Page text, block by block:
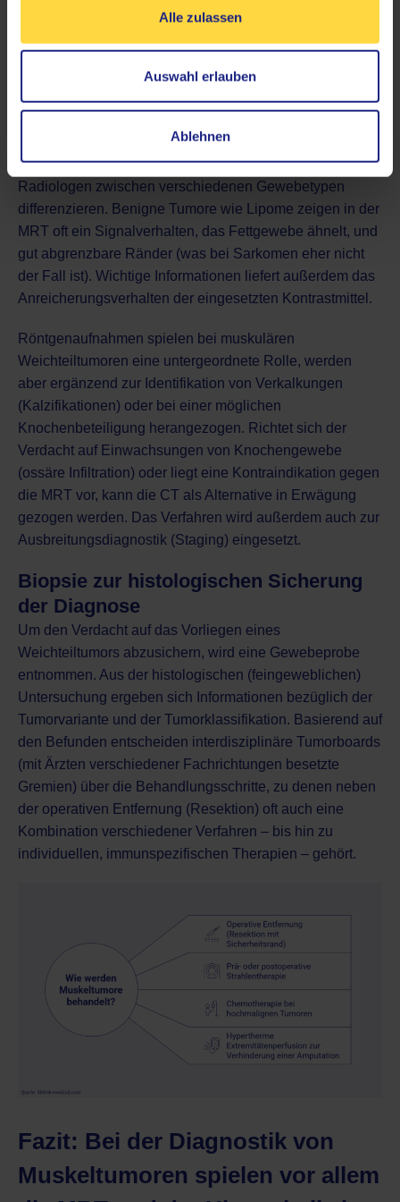
Alle zulassen
Auswahl erlauben
Ablehnen
. Zudem wird keinjodhaltiges Kontrastmittel
oder der
entzündliche Veränderungen in den Aufnahmen in
verschiedenen Sequenzen (T1, T2) darzustellen, können
Radiologen zwischen verschiedenen Gewebetypen
differenzieren. Benigne Tumore wie Lipome zeigen in der
MRT oft ein Signalverhalten, das Fettgewebe ähnelt, und
gut abgrenzbare Ränder (was bei Sarkomen eher nicht
der Fall ist). Wichtige Informationen liefert außerdem das
Anreicherungsverhalten der eingesetzten Kontrastmittel.
Röntgenaufnahmen spielen bei muskulären
Weichteiltumoren eine untergeordnete Rolle, werden
aber ergänzend zur Identifikation von Verkalkungen
(Kalzifikationen) oder bei einer möglichen
Knochenbeteiligung herangezogen. Richtet sich der
Verdacht auf Einwachsungen von Knochengewebe
(ossäre Infiltration) oder liegt eine Kontraindikation gegen
die MRT
vor, kann die CT als Alternative in Erwägung
gezogen werden. Das Verfahren wird außerdem auch zur
Ausbreitungsdiagnostik (Staging) eingesetzt.
Biopsie zur histologischen Sicherung
der Diagnose
Um den Verdacht auf das Vorliegen eines
Weichteiltumors abzusichern, wird eine Gewebeprobe
entnommen. Aus der histologischen (feingeweblichen)
Untersuchung ergeben sich Informationen bezüglich der
Tumorvariante und der Tumorklassifikation. Basierend auf
den Befunden entscheiden interdisziplinäre Tumorboards
(mit Ärzten verschiedener Fachrichtungen besetzte
Gremien) über die Behandlungsschritte, zu denen neben
der operativen Entfernung (Resektion) oft auch eine
Kombination verschiedener Verfahren – bis hin zu
individuellen, immunspezifischen Therapien – gehört.
Fazit: Bei der Diagnostik von
Muskeltumoren spielen vor allem